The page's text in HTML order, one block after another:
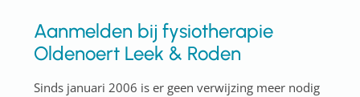
Aanmelden bij fysiotherapie
Oldenoert Leek & Roden
Sinds januari 2006 is er geen verwijzing meer nodig